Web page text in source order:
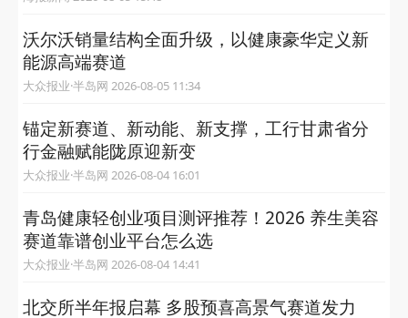
沃尔沃销量结构全面升级，以健康豪华定义新
能源高端赛道
大众报业·半岛网 2026-08-05 11:34
锚定新赛道、新动能、新支撑，工行甘肃省分
行金融赋能陇原迎新变
大众报业·半岛网 2026-08-04 16:01
青岛健康轻创业项目测评推荐！2026 养生美容
赛道靠谱创业平台怎么选
大众报业·半岛网 2026-08-04 14:41
北交所半年报启幕 多股预喜高景气赛道发力